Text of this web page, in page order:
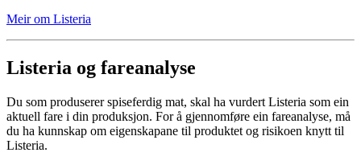
Meir om Listeria
Listeria og fareanalyse
Du som produserer spiseferdig mat, skal ha vurdert Listeria som ein
aktuell fare i din produksjon. For å gjennomføre ein fareanalyse, må
du ha kunnskap om eigenskapane til produktet og risikoen knytt til
Listeria.